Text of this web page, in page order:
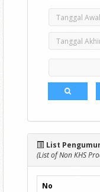
List
(List of Non KHS
No